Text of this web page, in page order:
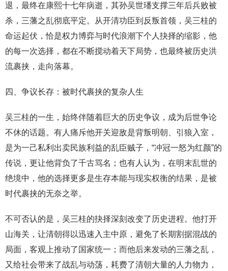
退，最终在康熙十七年病逝，其孙吴世璠支撑三年后兵败被
杀，三藩之乱彻底平定。从开清功臣到反叛首领，吴三桂的
命运起伏，恰是权力博弈与时代浪潮下个人抉择的缩影，他
的每一次选择，都在不断搅动着天下局势，也最终被历史洪
流裹挟，走向落幕。
四、争议长存：被时代裹挟的复杂人生
吴三桂的一生，始终伴随着巨大的历史争议，成为后世争论
不休的话题。有人痛斥他开关迎敌是背叛明朝、引狼入室，
是为一己私利出卖民族利益的乱臣贼子，“冲冠一怒为红颜”的
传说，更让他背负了千古骂名；也有人认为，在明末乱世的
绝境中，他的选择更多是生存本能与现实权衡的结果，是被
时代裹挟的无奈之举。
不可否认的是，吴三桂的抉择深刻改变了历史进程。他打开
山海关，让清朝得以迅速入主中原，避免了长期割据混战的
局面，客观上推动了国家统一；而他后来发动的三藩之乱，
又给社会带来了战乱与动荡，耗费了清朝大量的人力物力，